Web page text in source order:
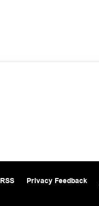
Privacy Feedback
RSS